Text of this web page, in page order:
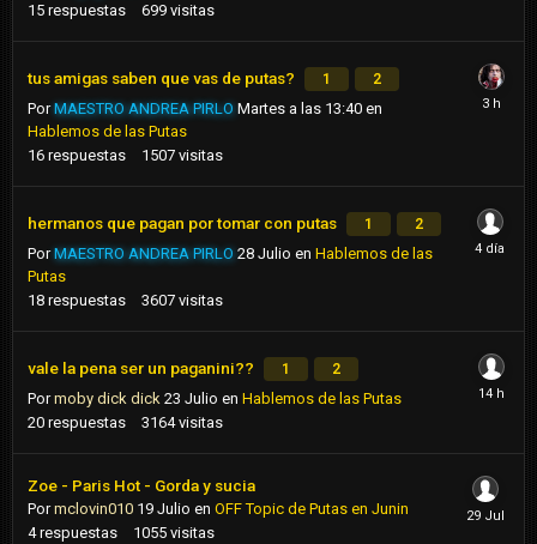
15 respuestas 699 visitas
tus amigas saben que vas de putas? 1 2
PorMAESTRO ANDREA PIRLO Martes a las 13:40 en
Hablemos de las Putas
16 respuestas 1507 visitas
hermanos que pagan por tomar con putas 1 2
PorMAESTRO ANDREA PIRLO 28 Julio en Hablemos de las
Putas
18 respuestas 3607 visitas
vale la pena ser un paganini?? 1 2
Pormoby dick dick 23 Julio en Hablemos de las Putas
20 respuestas 3164 visitas
Zoe - Paris Hot - Gorda y sucia
Pormclovin010 19 Julio en OFF Topic de Putas en Junin
4 respuestas 1055 visitas